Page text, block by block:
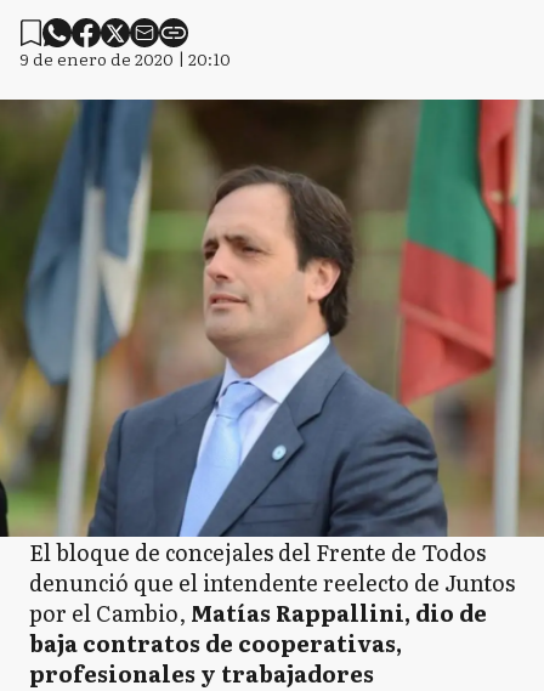
9 de enero de 2020 | 20:10
El bloque de concejales del Frente de Todos
denunció que el intendente reelecto de Juntos
por el Cambio, Matías Rappallini, dio de
baja contratos de cooperativas,
profesionales y trabajadores